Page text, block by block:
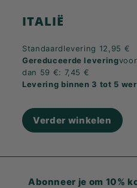
ITALIË
Standaardlevering 12,95 €
Gereduceerde levering
dan 59 €: 7,45 €
Levering binnen 3 tot 5
Verder winkelen
Abonneer je om 10%